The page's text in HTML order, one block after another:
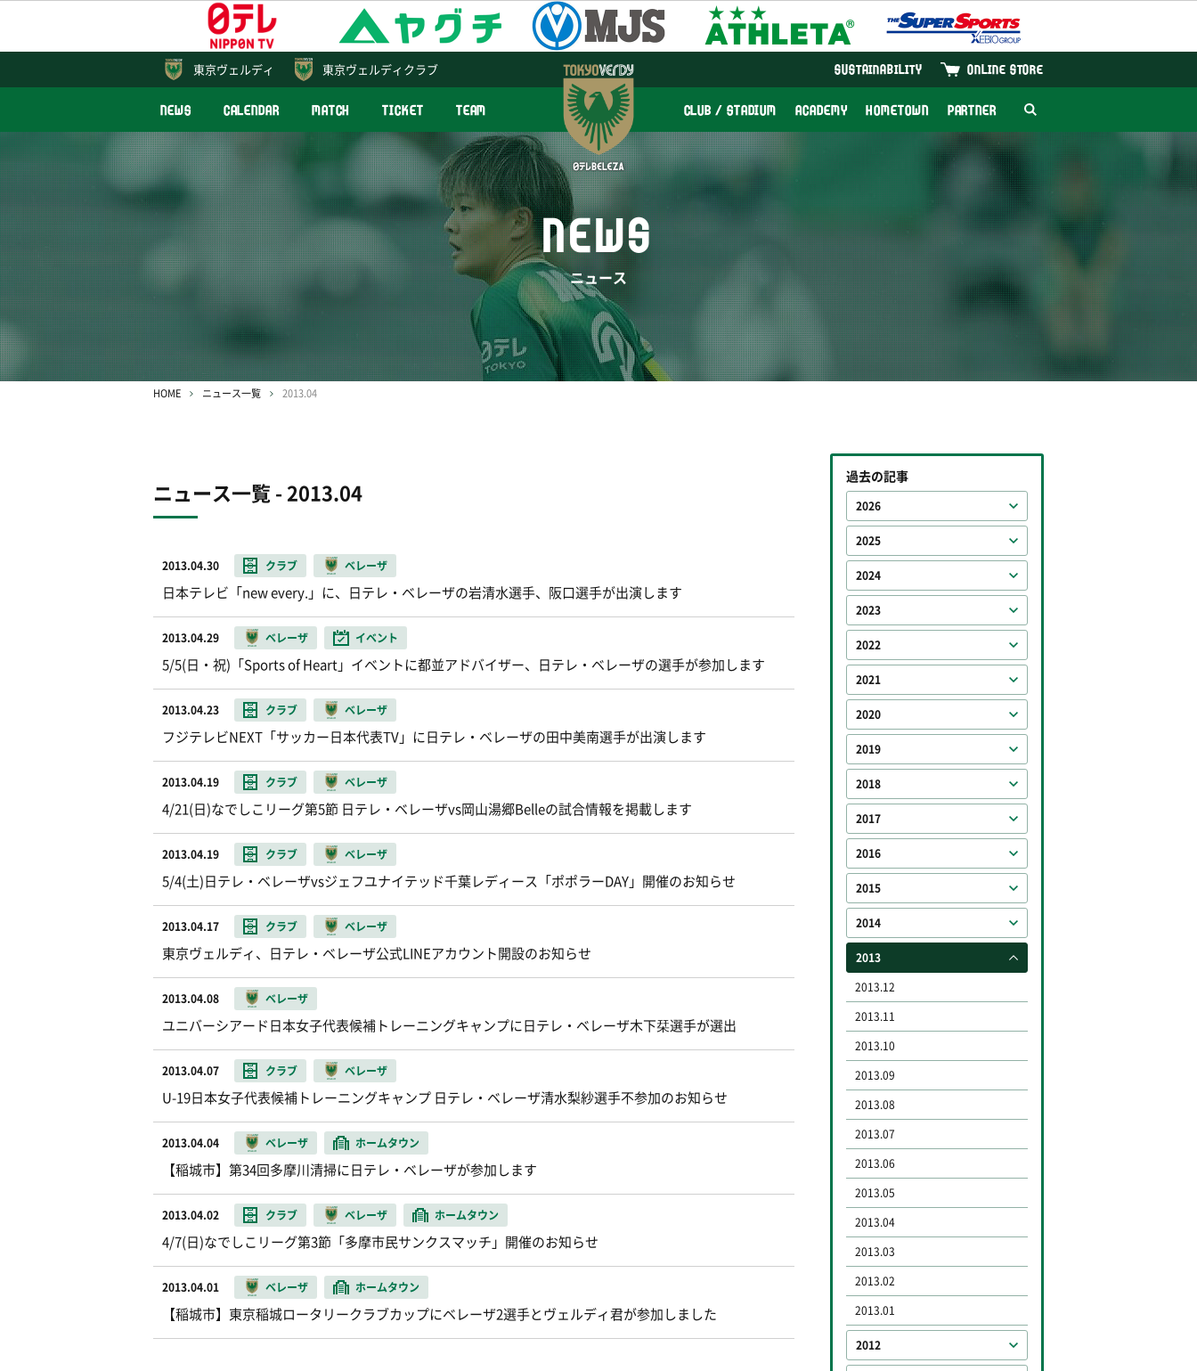
東京ヴェルディクラブ ONLINE STORE
SUSTAINABILITY
NEWS CALENDAR MATCH TICKET TEAM CLUB / STADIUM ACADEMY HOMETOWN PARTNER
東京ヴェルディ
NEWS
ニュース
HOME ニュース一覧 2013.04
ニュース一覧 - 2013.04
2013.04.30 クラブ ベレーザ
日本テレビ「new every.」に、日テレ・ベレーザの岩清水選手、阪口選手が出演します
2013.04.29 ベレーザ イベント
5/5(日・祝)「Sports of Heart」イベントに都並アドバイザー、日テレ・ベレーザの選手が参加します
2013.04.23 クラブ ベレーザ
フジテレビNEXT「サッカー日本代表TV」に日テレ・ベレーザの田中美南選手が出演します
2013.04.19 クラブ ベレーザ
4/21(日)なでしこリーグ第5節 日テレ・ベレーザvs岡山湯郷Belleの試合情報を掲載します
2013.04.19 クラブ ベレーザ
5/4(土)日テレ・ベレーザvsジェフユナイテッド千葉レディース「ポポラーDAY」開催のお知らせ
2013.04.17 クラブ ベレーザ
東京ヴェルディ、日テレ・ベレーザ公式LINEアカウント開設のお知らせ
2013.04.08 ベレーザ
ユニバーシアード日本女子代表候補トレーニングキャンプに日テレ・ベレーザ木下栞選手が選出
2013.04.07 クラブ ベレーザ
U-19日本女子代表候補トレーニングキャンプ 日テレ・ベレーザ清水梨紗選手不参加のお知らせ
2013.04.04 ベレーザ ホームタウン
【稲城市】第34回多摩川清掃に日テレ・ベレーザが参加します
2013.04.02 クラブ ベレーザ ホームタウン
4/7(日)なでしこリーグ第3節「多摩市民サンクスマッチ」開催のお知らせ
2013.04.01 ベレーザ ホームタウン
【稲城市】東京稲城ロータリークラブカップにベレーザ2選手とヴェルディ君が参加しました
過去の記事
2026
2025
2024
2023
2022
2021
2020
2019
2018
2017
2016
2015
2014
2013
2013.12
2013.11
2013.10
2013.09
2013.08
2013.07
2013.06
2013.05
2013.04
2013.03
2013.02
2013.01
2012